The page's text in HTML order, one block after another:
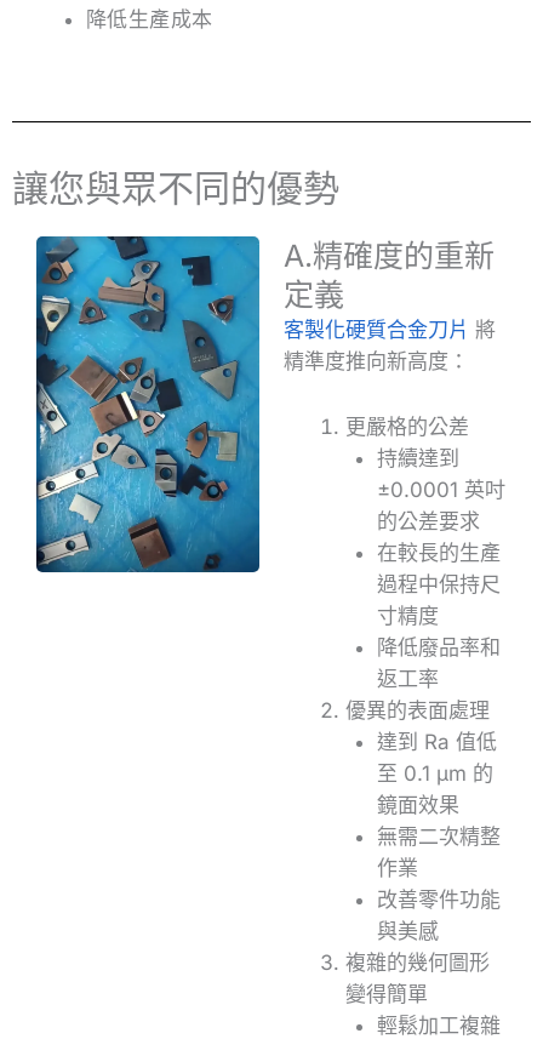
降低生產成本
讓您與眾不同的優勢
A.精確度的重新
定義
客製化硬質合金刀片 將
精準度推向新高度：
更嚴格的公差
持續達到
±0.0001 英吋
的公差要求
在較長的生產
過程中保持尺
寸精度
降低廢品率和
返工率
優異的表面處理
達到 Ra 值低
至 0.1 μm 的
鏡面效果
無需二次精整
作業
改善零件功能
與美感
複雜的幾何圖形
變得簡單
輕鬆加工複雜